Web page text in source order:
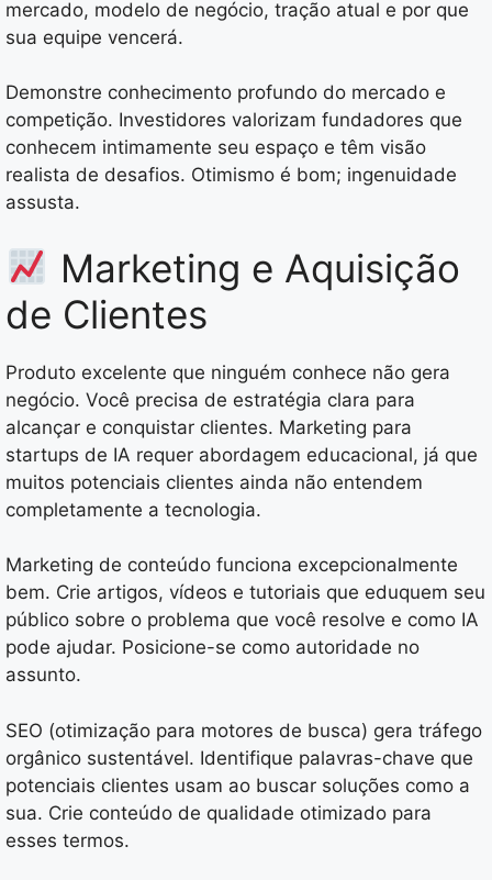
mercado, modelo de negócio, tração atual e por que
sua equipe vencerá.
Demonstre conhecimento profundo do mercado e
competição. Investidores valorizam fundadores que
conhecem intimamente seu espaço e têm visão
realista de desafios. Otimismo é bom; ingenuidade
assusta.
Marketing e Aquisição
de Clientes
Produto excelente que ninguém conhece não gera
negócio. Você precisa de estratégia clara para
alcançar e conquistar clientes. Marketing para
startups de IA requer abordagem educacional, já que
muitos potenciais clientes ainda não entendem
completamente a tecnologia.
Marketing de conteúdo funciona excepcionalmente
bem. Crie artigos, vídeos e tutoriais que eduquem seu
público sobre o problema que você resolve e como IA
pode ajudar. Posicione-se como autoridade no
assunto.
SEO (otimização para motores de busca) gera tráfego
orgânico sustentável. Identifique palavras-chave que
potenciais clientes usam ao buscar soluções como a
sua. Crie conteúdo de qualidade otimizado para
esses termos.